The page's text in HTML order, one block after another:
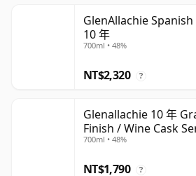
GlenAllachie
10 年
700ml • 48%
NT$2,320 ?
Glenallachie 10 年
Finish / Wine Cask
700ml • 48%
NT$1,790 ?